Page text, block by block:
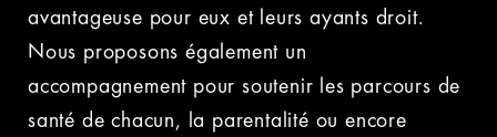
avantageuse pour eux et leurs ayants droit.
Nous proposons également un
accompagnement pour soutenir les parcours de
santé de chacun, la parentalité ou encore